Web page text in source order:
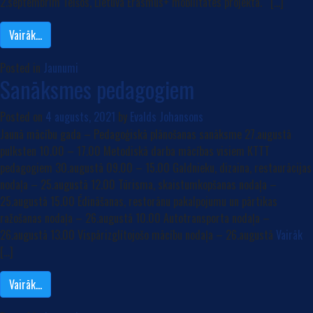
Vairāk…
Posted in Jaunumi
Sanāksmes pedagogiem
Posted on 4 augusts, 2021 by Evalds Johansons
Jaunā mācību gada – Pedagoģiskā plānošanas sanāksme 27.augustā
pulksten 10.00 – 17.00 Metodiskā darba mācības visiem KTTT
pedagogiem 30.augustā 09.00 – 15.00 Galdnieku, dizaina, restaurācijas
nodaļa – 25.augustā 12.00 Tūrisma, skaistumkopšanas nodaļa –
25.augustā 15.00 Ēdināšanas, restorānu pakalpojumu un pārtikas
ražošanas nodaļa – 26.augustā 10.00 Autotransporta nodaļa –
26.augustā 13.00 Vispārizglītojošo mācību nodaļa – 26.augustā Vairāk
[…]
Vairāk…